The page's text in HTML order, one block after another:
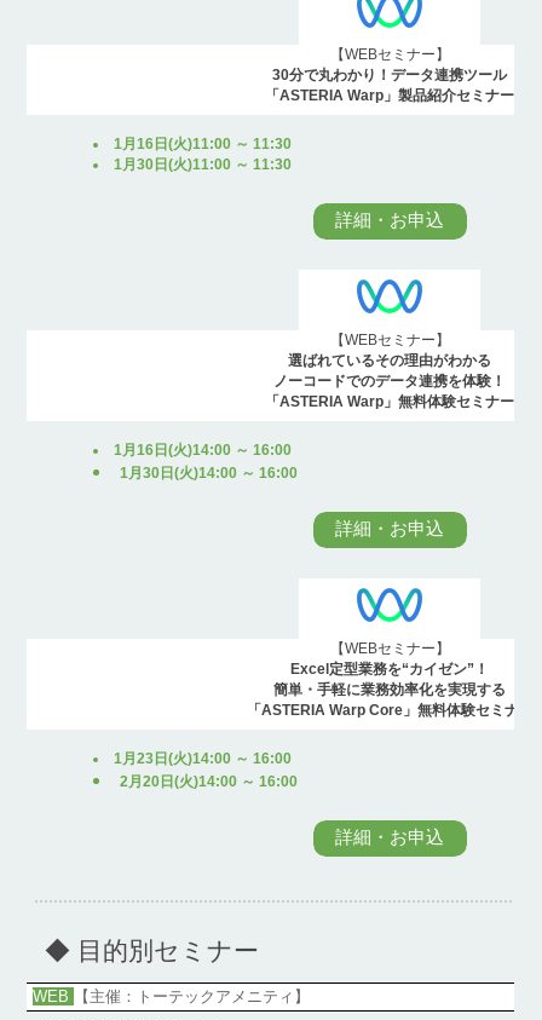
【WEBセミナー】
30分で丸わかり！データ連携ツール
「ASTERIA Warp」製品紹介セミナー
1月16日(火)11:00 ～ 11:30
1月30日(火)11:00 ～ 11:30
詳細・お申込
【WEBセミナー】
選ばれているその理由がわかる
ノーコードでのデータ連携を体験！
「ASTERIA Warp」無料体験セミナー
1月16日(火)14:00 ～ 16:00
1月30日(火)14:00 ～ 16:00
詳細・お申込
【WEBセミナー】
Excel定型業務を“カイゼン”！
簡単・手軽に業務効率化を実現する
「ASTERIA Warp Core」無料体験セミナー
1月23日(火)14:00 ～ 16:00
2月20日(火)14:00 ～ 16:00
詳細・お申込
◆ 目的別セミナー
WEB 【主催：トーテックアメニティ】